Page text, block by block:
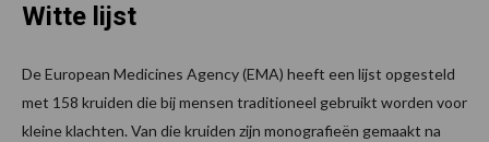
Witte lijst
De European Medicines Agency (EMA) heeft een lijst opgesteld
met 158 kruiden die bij mensen traditioneel gebruikt worden voor
kleine klachten. Van die kruiden zijn monografieën gemaakt na